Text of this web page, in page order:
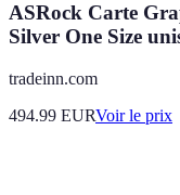
ASRock Carte
Silver One Size
tradeinn.com
494.99 EURVoir le prix